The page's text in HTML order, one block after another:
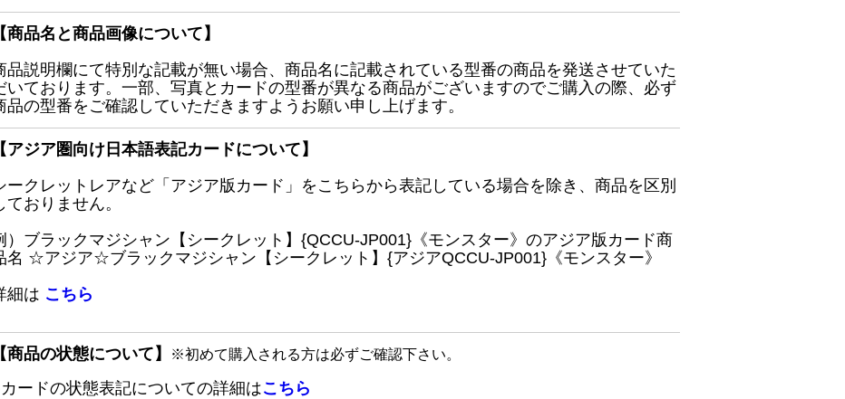
【商品名と商品画像について】
品説明欄にて特別な記載が無い場合、商品名に記載されている型番の商品を発送させていた
いております。一部、写真とカードの型番が異なる商品がございますのでご購入の際、必ず
品の型番をご確認していただきますようお願い申し上げます。
【アジア圏向け日本語表記カードについて】
ークレットレアなど「アジア版カード」をこちらから表記している場合を除き、商品を区別
ておりません。
）ブラックマジシャン【シークレット】{QCCU-JP001}《モンスター》のアジア版カード商
名 ☆アジア☆ブラックマジシャン【シークレット】{アジアQCCU-JP001}《モンスター》
細は こちら
【商品の状態について】 ※初めて購入される方は必ずご確認下さい。
ードの状態表記についての詳細はこちら